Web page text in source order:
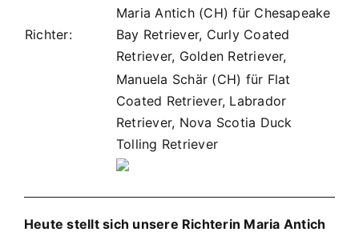
Richter:
Maria Antich (CH) für Chesapeake
Bay Retriever, Curly Coated
Retriever, Golden Retriever,
Manuela Schär (CH) für Flat
Coated Retriever, Labrador
Retriever, Nova Scotia Duck
Tolling Retriever
Heute stellt sich unsere Richterin Maria Antich